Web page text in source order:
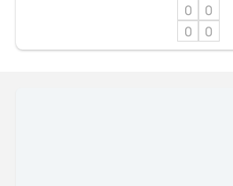
0
0
0
0